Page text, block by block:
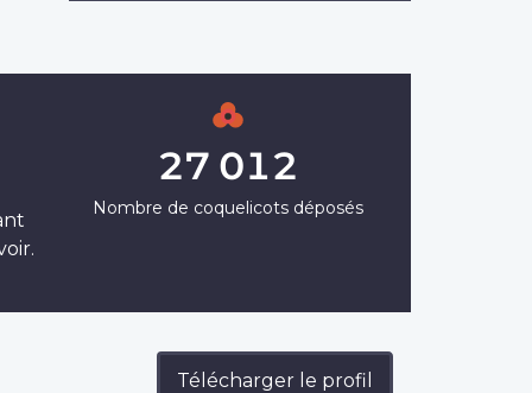
27 012
Nombre de coquelicots déposés
Télécharger le profil